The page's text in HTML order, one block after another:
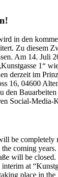
in den
Zu diesem
Am 14. Juli
1“
derzeit im
16, 04600
den
Social-Media-
be completely
coming
will be
at
place in the